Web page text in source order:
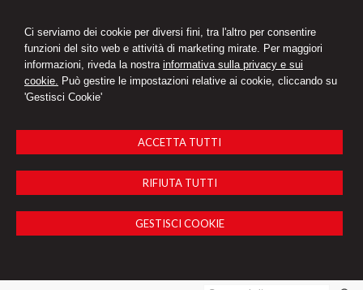
Ci serviamo dei cookie per diversi fini, tra l'altro per consentire
funzioni del sito web e attività di marketing mirate. Per maggiori
informazioni, riveda la nostra informativa sulla privacy e sui
cookie. Può gestire le impostazioni relative ai cookie, cliccando su
'Gestisci Cookie'
ACCETTA TUTTI
RIFIUTA TUTTI
GESTISCI COOKIE